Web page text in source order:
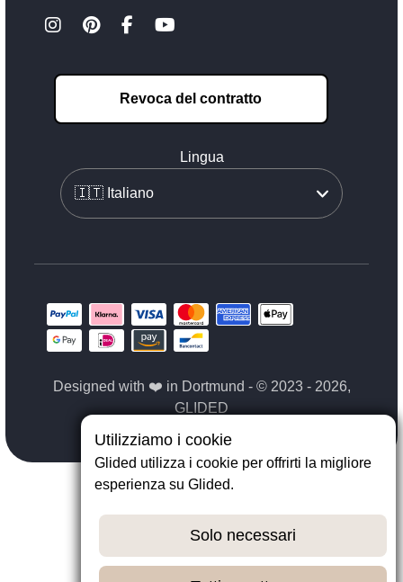
Revoca del contratto
Lingua
Designed with ❤️ in Dortmund - © 2023 - 2026,
GLIDED
Utilizziamo i cookie
Glided utilizza i cookie per offrirti la migliore
esperienza su Glided.
Solo necessari